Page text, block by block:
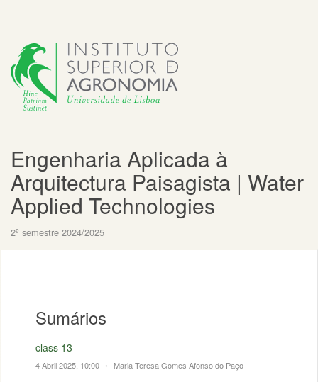
Engenharia Aplicada à
Arquitectura Paisagista | Water
Applied Technologies
2º semestre 2024/2025
Sumários
class 13
4 Abril 2025, 10:00 • Maria Teresa Gomes Afonso do Paço